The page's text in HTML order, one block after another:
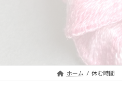
ホーム 休む時間